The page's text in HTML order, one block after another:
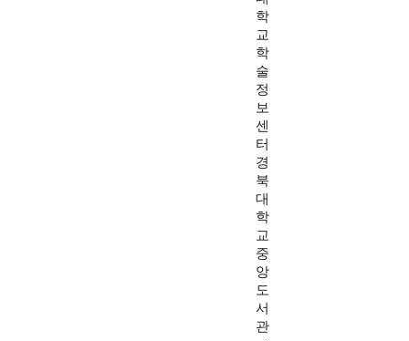
학
교
학
술
정
보
센
터
경
북
대
학
교
중
앙
도
서
관